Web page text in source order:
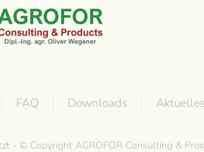
FAQ Downloads Aktuelles
- © Copyright AGROFOR Consulting &